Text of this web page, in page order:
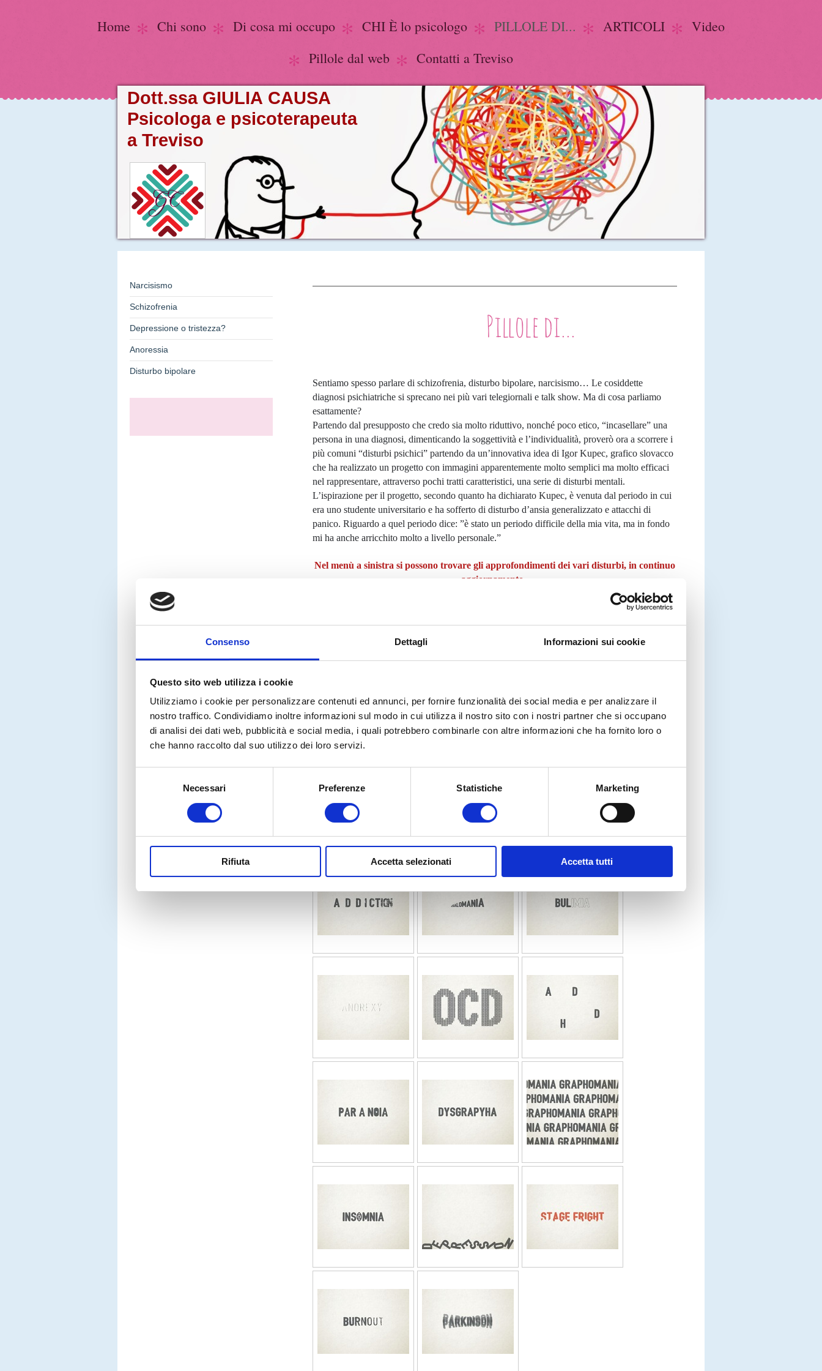
Consenso Dettagli Informazioni sui cookie
Questo sito web utilizza i cookie
Utilizziamo i cookie per personalizzare contenuti ed annunci, per fornire funzionalità dei social media e per analizzare il
nostro traffico. Condividiamo inoltre informazioni sul modo in cui utilizza il nostro sito con i nostri partner che si occupano
di analisi dei dati web, pubblicità e social media, i quali potrebbero combinarle con altre informazioni che ha fornito loro o
che hanno raccolto dal suo utilizzo dei loro servizi.
Necessari Preferenze Statistiche Marketing
Rifiuta Accetta selezionati Accetta tutti
Home Chi sono Di cosa mi occupo CHI È lo psicologo PILLOLE DI... ARTICOLI
Video
Pillole dal web
Contatti a Treviso
Dott.ssa GIULIA CAUSA
Psicologa e psicoterapeuta
a Treviso
Pillole di...
Sentiamo spesso parlare di schizofrenia, disturbo bipolare, narcisismo… Le cosiddette
diagnosi psichiatriche si sprecano nei più vari telegiornali e talk show. Ma di cosa parliamo
esattamente?
Partendo dal presupposto che credo sia molto riduttivo, nonché poco etico, “incasellare” una
persona in una diagnosi, dimenticando la soggettività e l’individualità, proverò ora a scorrere i
più comuni “disturbi psichici” partendo da un’innovativa idea di Igor Kupec, grafico slovacco
che ha realizzato un progetto con immagini apparentemente molto semplici ma molto efficaci
nel rappresentare, attraverso pochi tratti caratteristici, una serie di disturbi mentali.
L’ispirazione per il progetto, secondo quanto ha dichiarato Kupec, è venuta dal periodo in cui
era uno studente universitario e ha sofferto di disturbo d’ansia generalizzato e attacchi di
panico. Riguardo a quel periodo dice: ”è stato un periodo difficile della mia vita, ma in fondo
mi ha anche arricchito molto a livello personale.”
Nel menù a sinistra si possono trovare gli approfondimenti dei vari disturbi, in continuo
aggiornamento.
Narcisismo
Schizofrenia
Depressione o tristezza?
Anoressia
Disturbo bipolare